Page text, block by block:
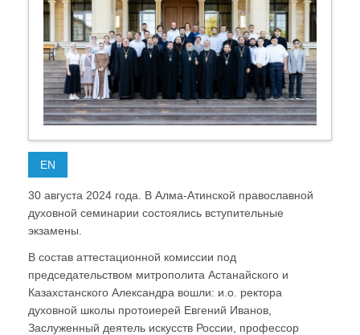
EN
30 августа 2024 года. В Алма-Атинской православной
духовной семинарии состоялись вступительные
экзамены.
В состав аттестационной комиссии под
председательством митрополита Астанайского и
Казахстанского Александра вошли: и.о. ректора
духовной школы протоиерей Евгений Иванов,
Заслуженный деятель искусств России, профессор